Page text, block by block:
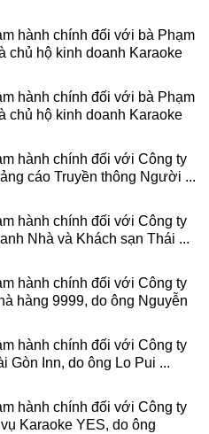
hành chính đối với bà Phạm
chủ hộ kinh doanh Karaoke
hành chính đối với bà Phạm
chủ hộ kinh doanh Karaoke
hành chính đối với Công ty
cáo Truyền thông Người ...
hành chính đối với Công ty
Nhà và Khách sạn Thái ...
hành chính đối với Công ty
hàng 9999, do ông Nguyễn
hành chính đối với Công ty
Gòn Inn, do ông Lo Pui ...
hành chính đối với Công ty
Karaoke YES, do ông